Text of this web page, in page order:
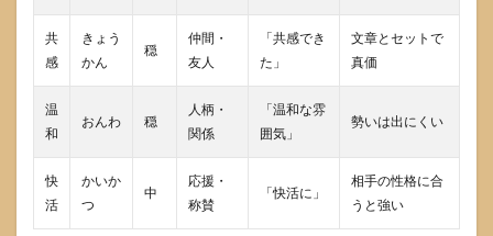
共
感
きょう
かん
穏
仲間・
友人
「共感でき
た」
文章とセットで
真価
温
和
おんわ 穏
人柄・
関係
「温和な雰
囲気」
勢いは出にくい
快
活
かいか
つ
中
応援・
称賛
「快活に」
相手の性格に合
うと強い